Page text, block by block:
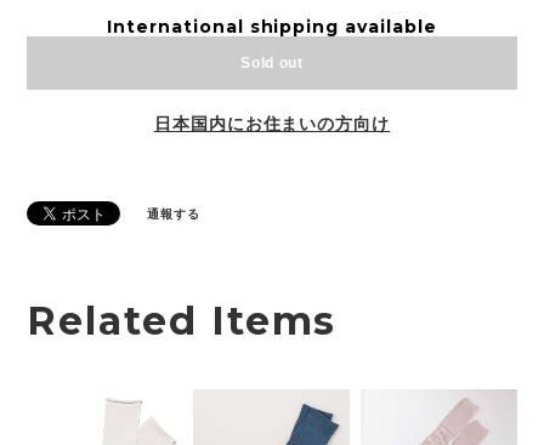
International shipping available
Sold out
日本国内にお住まいの方向け
通報する
Related Items